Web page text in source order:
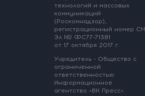
технологий и массовых
коммуникаций
(Роскомнадзор),
регистрационный номер
Эл № ФС77-71381
от 17 октября 2017 г.
Учредитель - Общество с
ограниченной
ответственностью
Информационное
агентство «ВК Пресс».